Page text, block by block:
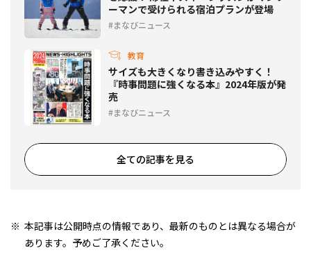
ーマンで受けられる宿泊プランが登場
まなびニュース
教育
サイズも大きくなり書き込みやすく！
『時事問題に強くなる本』2024年版が発
売
まなびニュース
全ての記事を見る
本記事は公開時点の情報であり、最新のものとは異なる場合が
あります。予めご了承ください。